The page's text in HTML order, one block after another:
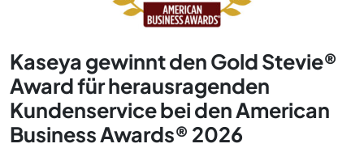
Kaseya gewinnt den Gold Stevie®
Award für herausragenden
Kundenservice bei den American
Business Awards® 2026